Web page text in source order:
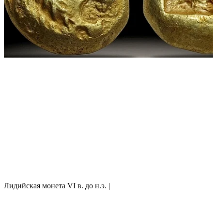
Лидийская монета VI в. до н.э. |